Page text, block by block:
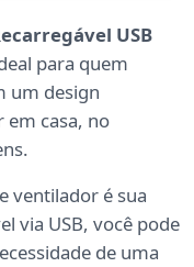
USB
para quem
um design
em casa, no
ventilador é sua
via USB, você pode
de uma